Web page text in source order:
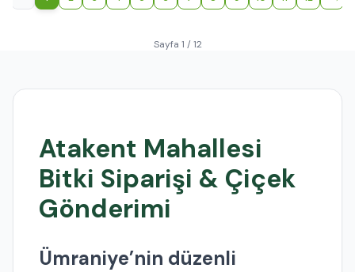
Sayfa 1 / 12
Atakent Mahallesi
Bitki Siparişi & Çiçek
Gönderimi
Ümraniye’nin düzenli